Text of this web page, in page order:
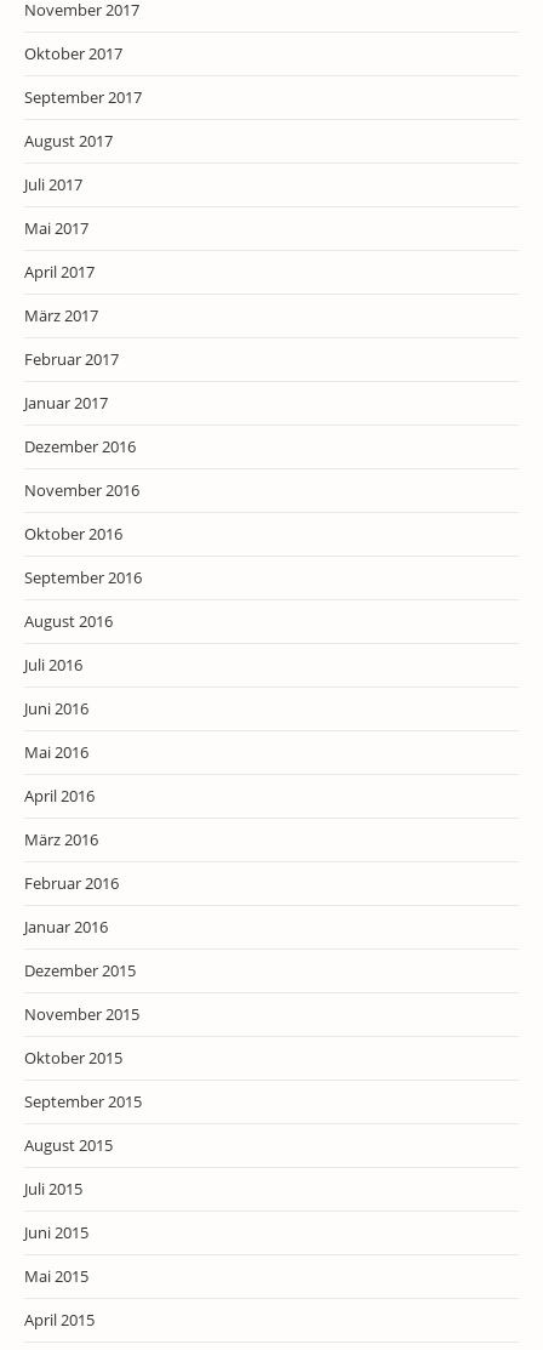
November 2017
Oktober 2017
September 2017
August 2017
Juli 2017
Mai 2017
April 2017
März 2017
Februar 2017
Januar 2017
Dezember 2016
November 2016
Oktober 2016
September 2016
August 2016
Juli 2016
Juni 2016
Mai 2016
April 2016
März 2016
Februar 2016
Januar 2016
Dezember 2015
November 2015
Oktober 2015
September 2015
August 2015
Juli 2015
Juni 2015
Mai 2015
April 2015